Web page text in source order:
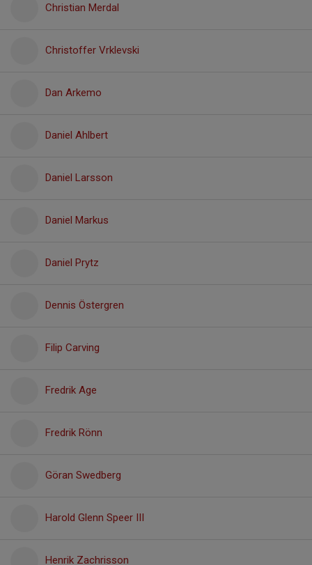
Christian Merdal
Christoffer Vrklevski
Dan Arkemo
Daniel Ahlbert
Daniel Larsson
Daniel Markus
Daniel Prytz
Dennis Östergren
Filip Carving
Fredrik Age
Fredrik Rönn
Göran Swedberg
Harold Glenn Speer III
Henrik Zachrisson